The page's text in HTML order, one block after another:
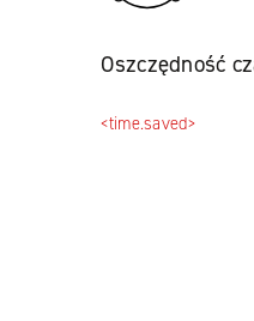
Oszczędność
<time.saved>